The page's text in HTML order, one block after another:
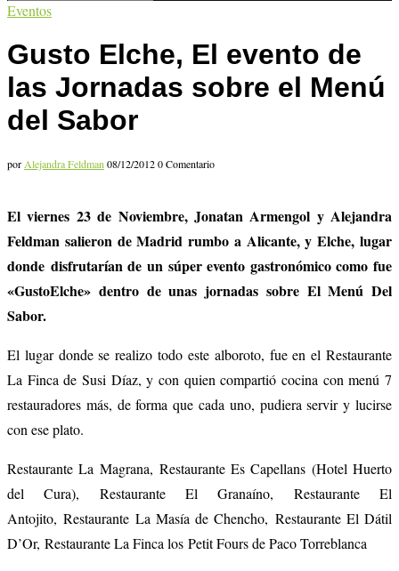
Eventos
Gusto Elche, El evento de
las Jornadas sobre el Menú
del Sabor
por Alejandra Feldman 08/12/20120 Comentario
El viernes 23 de Noviembre, Jonatan Armengol y Alejandra
Feldman salieron de Madrid rumbo a Alicante, y Elche, lugar
donde disfrutarían de un súper evento gastronómico como fue
«GustoElche» dentro de unas jornadas sobre El Menú Del
Sabor.
El lugar donde se realizo todo este alboroto, fue en el Restaurante
La Finca de Susi Díaz, y con quien compartió cocina con menú 7
restauradores más, de forma que cada uno, pudiera servir y lucirse
con ese plato.
Restaurante La Magrana, Restaurante Es Capellans (Hotel Huerto
del Cura), Restaurante El Granaíno, Restaurante El
Antojito, Restaurante La Masía de Chencho, Restaurante El Dátil
D’Or, Restaurante La Finca los Petit Fours de Paco Torreblanca